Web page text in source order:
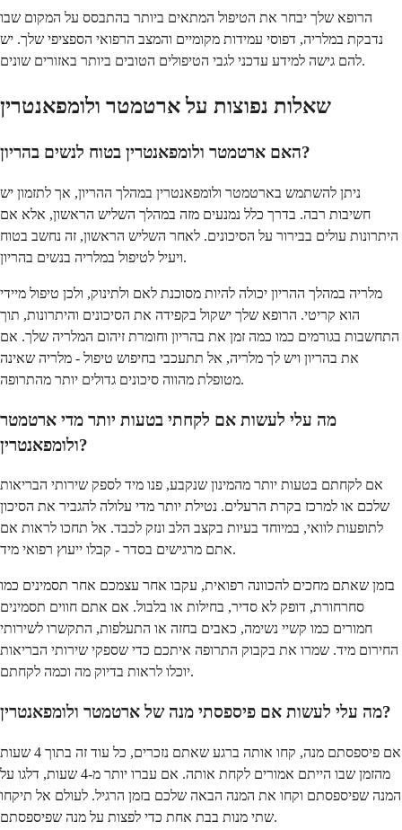
הרופא שלך יבחר את הטיפול המתאים ביותר בהתבסס על המקום שבו
נדבקת במלריה, דפוסי עמידות מקומיים והמצב הרפואי הספציפי שלך. יש
להם גישה למידע עדכני לגבי הטיפולים הטובים ביותר באזורים שונים.
שאלות נפוצות על ארטמטר ולומפאנטרין
האם ארטמטר ולומפאנטרין בטוח לנשים בהריון?
ניתן להשתמש בארטמטר ולומפאנטרין במהלך ההריון, אך לתזמון יש
חשיבות רבה. בדרך כלל נמנעים מזה במהלך השליש הראשון, אלא אם
היתרונות עולים בבירור על הסיכונים. לאחר השליש הראשון, זה נחשב בטוח
ויעיל לטיפול במלריה בנשים בהריון.
מלריה במהלך ההריון יכולה להיות מסוכנת לאם ולתינוק, ולכן טיפול מיידי
הוא קריטי. הרופא שלך ישקול בקפידה את הסיכונים והיתרונות, תוך
התחשבות בגורמים כמו כמה זמן את בהריון וחומרת זיהום המלריה שלך. אם
את בהריון ויש לך מלריה, אל תתעכבי בחיפוש טיפול - מלריה שאינה
מטופלת מהווה סיכונים גדולים יותר מהתרופה.
מה עלי לעשות אם לקחתי בטעות יותר מדי ארטמטר
ולומפאנטרין?
אם לקחתם בטעות יותר מהמינון שנקבע, פנו מיד לספק שירותי הבריאות
שלכם או למרכז בקרת הרעלים. נטילת יותר מדי עלולה להגביר את הסיכון
לתופעות לוואי, במיוחד בעיות בקצב הלב ונזק לכבד. אל תחכו לראות אם
אתם מרגישים בסדר - קבלו ייעוץ רפואי מיד.
בזמן שאתם מחכים להכוונה רפואית, עקבו אחר עצמכם אחר תסמינים כמו
סחרחורת, דופק לא סדיר, בחילות או בלבול. אם אתם חווים תסמינים
חמורים כמו קשיי נשימה, כאבים בחזה או התעלפות, התקשרו לשירותי
החירום מיד. שמרו את בקבוק התרופה איתכם כדי שספקי שירותי הבריאות
יוכלו לראות בדיוק מה וכמה לקחתם.
מה עלי לעשות אם פיספסתי מנה של ארטמטר ולומפאנטרין?
אם פיספסתם מנה, קחו אותה ברגע שאתם נזכרים, כל עוד זה בתוך 4 שעות
מהזמן שבו הייתם אמורים לקחת אותה. אם עברו יותר מ-4 שעות, דלגו על
המנה שפיספסתם וקחו את המנה הבאה שלכם בזמן הרגיל. לעולם אל תיקחו
שתי מנות בבת אחת כדי לפצות על מנה שפיספסתם.